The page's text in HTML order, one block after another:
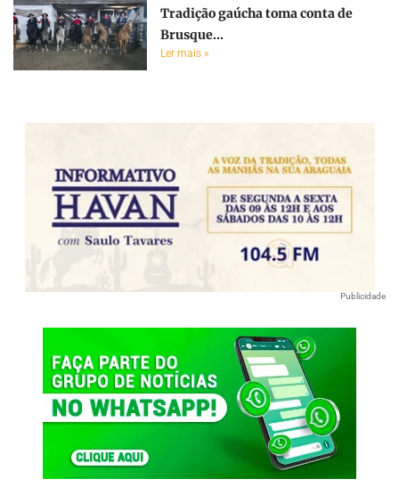
Tradição gaúcha toma conta de
Brusque...
Ler mais »
Publicidade